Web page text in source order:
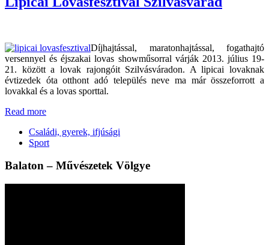
Díjhajtással, maratonhajtással, fogathajtó
versennyel és éjszakai lovas showműsorral várják 2013. július 19-
21. között a lovak rajongóit Szilvásváradon. A lipicai lovaknak
évtizedek óta otthont adó település neve ma már összeforrott a
lovakkal és a lovas sporttal.
Read more
Családi, gyerek, ifjúsági
Sport
Balaton – Művészetek Völgye